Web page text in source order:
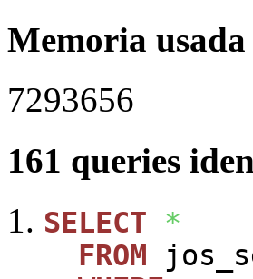
Memoria usada
7293656
161 queries
SELECT
*
FROM